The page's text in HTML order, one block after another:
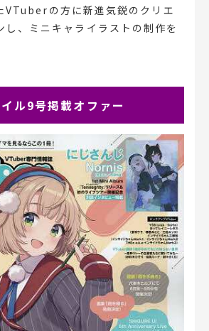
VTuberの方に新進気鋭のクリエ
し、ミニキャライラストの制作を
ル9号掲載オファー